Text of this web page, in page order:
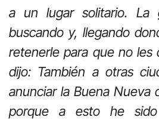
a un lugar solitario. La
buscando y, llegando
retenerle para que no les
dijo: También a otras
anunciar la Buena Nueva
porque a esto he